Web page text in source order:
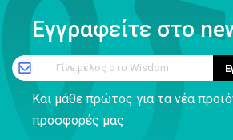
Εγγραφείτε στο
Γίνε μέλος στο Wisdom
Και μάθε πρώτος για τα νέα
προσφορές μας